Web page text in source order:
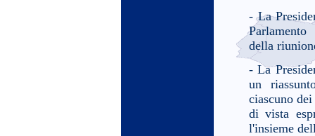
- La
della
- La
un
ciascuno
di vista
l'insieme